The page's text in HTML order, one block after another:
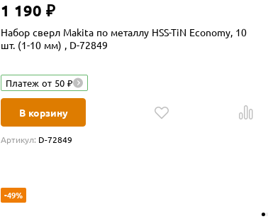
1 190 ₽
Набор сверл Makita по металлу HSS-TiN Economy, 10
шт. (1-10 мм) , D-72849
Платеж от 50 ₽
В корзину
Артикул: D-72849
-49%